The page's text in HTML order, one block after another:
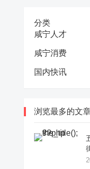
分类
咸宁人才
咸宁消费
国内快讯
浏览最多的文